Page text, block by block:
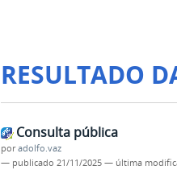
RESULTADO
Consulta pública
poradolfo.vaz
— publicado 21/11/2025 — última